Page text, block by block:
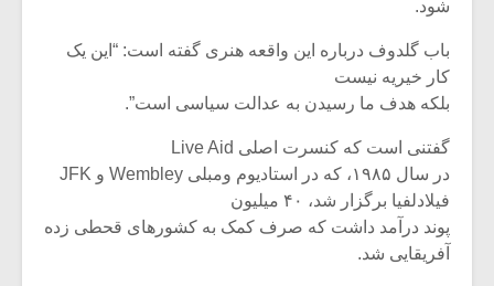
شود.
باب گلدوف درباره این واقعه هنری گفته است: “این یک
کار خیریه نیست
بلکه هدف ما رسیدن به عدالت سیاسی است”.
گفتنی است که کنسرت اصلی Live Aid
در سال ۱۹۸۵، که در استادیوم ومبلی Wembley و JFK
فیلادلفیا برگزار شد، ۴۰ میلیون
پوند درآمد داشت که صرف کمک به کشورهای قحطی زده
آفریقایی شد.